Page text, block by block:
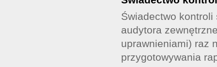
Świadectwo
audytora
uprawnieniami) raz
przygotowywania